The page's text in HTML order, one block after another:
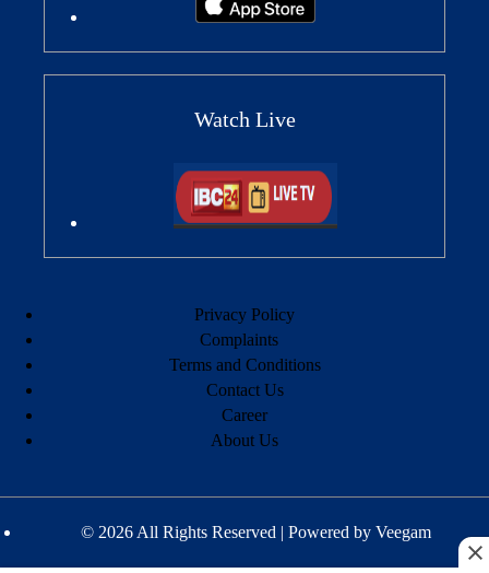
Watch Live
Privacy Policy
Complaints
Terms and Conditions
Contact Us
Career
About Us
© 2026 All Rights Reserved | Powered by Veegam